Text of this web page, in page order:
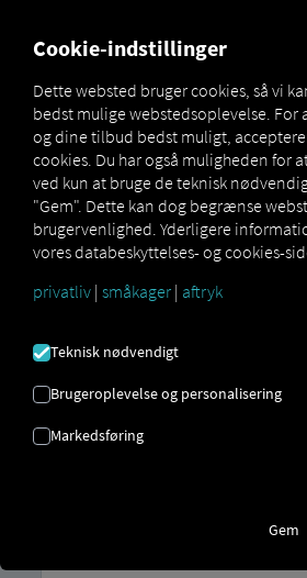
Marketplace
MAN
DigitalServices
MAN
TIGR
Branchestandard for
Cookie-indstillinger
Dette websted bruger cookies, så vi
bedst mulige webstedsoplevelse.
og dine tilbud bedst muligt,
cookies. Du har også muligheden for
ved kun at bruge de teknisk
"Gem". Dette kan dog begrænse
brugervenlighed. Yderligere
vores databeskyttelses- og cookies-
privatliv | småkager | aftryk
Teknisk nødvendigt
Brugeroplevelse og personalisering
Markedsføring
Gem